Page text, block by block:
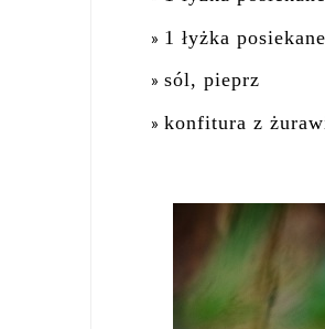
1 łyżka
sól, pieprz
konfitura z